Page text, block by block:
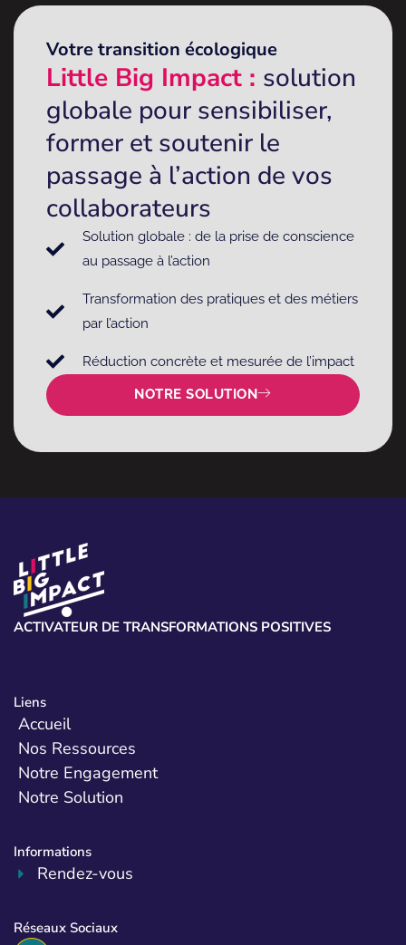
Votre transition écologique
Little Big Impact : solution
globale pour sensibiliser,
former et soutenir le
passage à l’action de vos
collaborateurs
Solution globale : de la prise de conscience
au passage à l’action
Transformation des pratiques et des métiers
par l’action
Réduction concrète et mesurée de l’impact
NOTRE SOLUTION
ACTIVATEUR DE TRANSFORMATIONS POSITIVES
Liens
Accueil
Nos Ressources
Notre Engagement
Notre Solution
Informations
Rendez-vous
Réseaux Sociaux